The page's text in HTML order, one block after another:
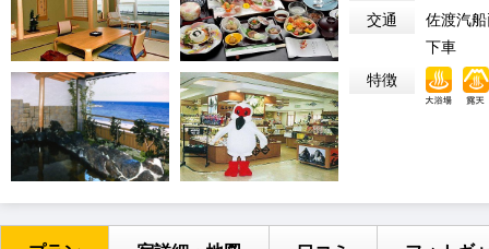
交通
佐渡汽
下車
特徴